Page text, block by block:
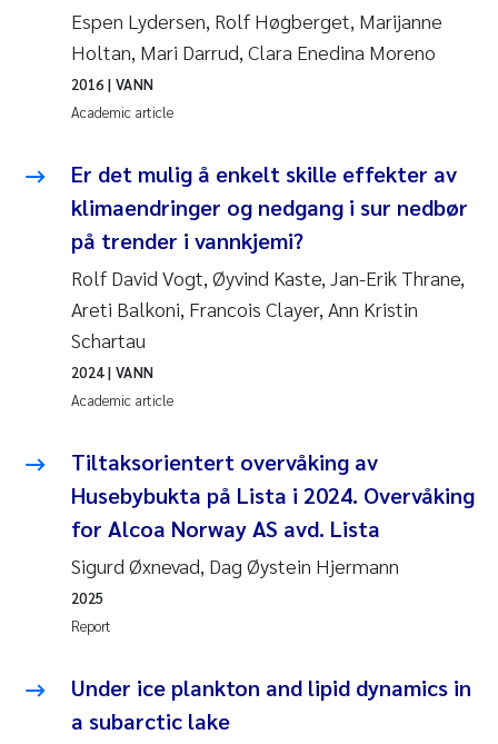
2008
2007
2005
Elizaveta Protsenko
Eli Rinde
Nicholas Roden
Stephanie Delacroix
Maia Røst Kile
Birger Skjelbred
Inga Fløisand
Lena Haugland Moen
Maria Thérése Hultman
Espen Lydersen, Rolf Høgberget, Marijanne
Holtan, Mari Darrud, Clara Enedina Moreno
Academic article
2016 | VANN
Er det mulig å enkelt skille effekter av
klimaendringer og nedgang i sur nedbør
på trender i vannkjemi?
Rolf David Vogt, Øyvind Kaste, Jan-Erik Thrane,
Areti Balkoni, Francois Clayer, Ann Kristin
Schartau
Academic article
2024| VANN
Tiltaksorientert overvåking av
Husebybukta på Lista i 2024. Overvåking
for Alcoa Norway AS avd. Lista
Sigurd Øxnevad, Dag Øystein Hjermann
Report
2025
Under ice plankton and lipid dynamics in
a subarctic lake